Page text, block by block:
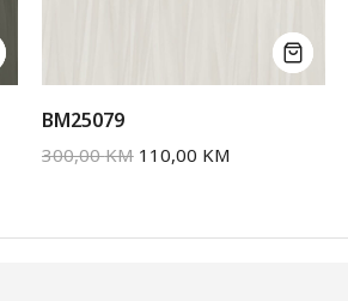
BM25079
300,00KM 110,00 KM